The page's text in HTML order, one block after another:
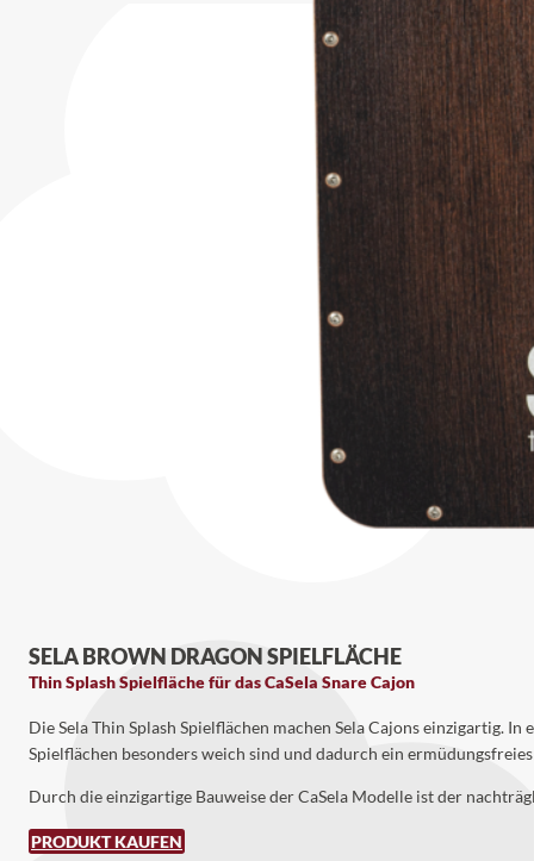
SELA BROWN DRAGON SPIELFLÄCHE
Thin Splash Spielfläche für das CaSela Snare Cajon
Die Sela Thin Splash Spielflächen machen Sela Cajons einzigartig.
Spielflächen besonders weich sind und dadurch ein
Durch die einzigartige Bauweise der CaSela Modelle ist der
PRODUKT KAUFEN